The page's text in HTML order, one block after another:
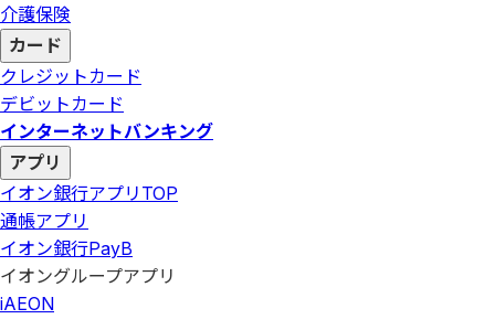
介護保険
カード
クレジットカード
デビットカード
インターネットバンキング
アプリ
イオン銀行アプリ TOP
通帳アプリ
イオン銀行PayB
イオングループアプリ
iAEON